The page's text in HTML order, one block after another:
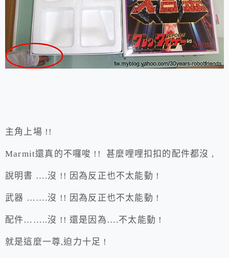
主角上場 !!
Marmit還真的不囉唆 !! 甚麼哩哩扣扣的配件都沒 ,
說明書 ….沒 !! 因為反正也不太能動 !
武器 …….沒 !! 因為反正也不太能動 !
配件……..沒 !! 還是因為….不太能動 !
就是這麼一尊,迫力十足 !